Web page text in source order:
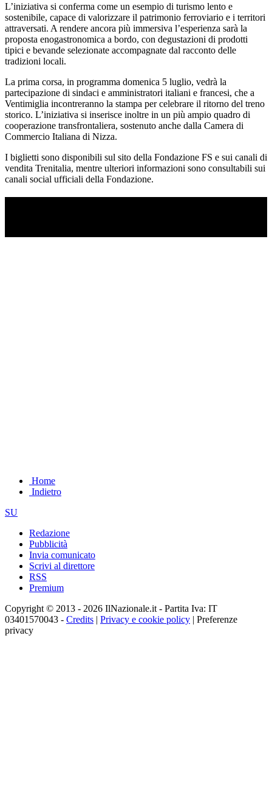
L’iniziativa si conferma come un esempio di turismo lento e
sostenibile, capace di valorizzare il patrimonio ferroviario e i territori
attraversati. A rendere ancora più immersiva l’esperienza sarà la
proposta enogastronomica a bordo, con degustazioni di prodotti
tipici e bevande selezionate accompagnate dal racconto delle
tradizioni locali.
La prima corsa, in programma domenica 5 luglio, vedrà la
partecipazione di sindaci e amministratori italiani e francesi, che a
Ventimiglia incontreranno la stampa per celebrare il ritorno del treno
storico. L’iniziativa si inserisce inoltre in un più ampio quadro di
cooperazione transfrontaliera, sostenuto anche dalla Camera di
Commercio Italiana di Nizza.
I biglietti sono disponibili sul sito della Fondazione FS e sui canali di
vendita Trenitalia, mentre ulteriori informazioni sono consultabili sui
canali social ufficiali della Fondazione.
Home
Indietro
SU
Redazione
Pubblicità
Invia comunicato
Scrivi al direttore
RSS
Premium
Copyright © 2013 - 2026 IlNazionale.it - Partita Iva: IT
03401570043 - Credits | Privacy e cookie policy | Preferenze
privacy